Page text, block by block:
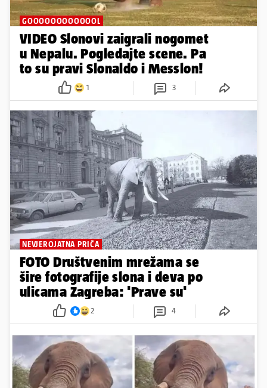
GOOOOOOOOOOOOL
VIDEO Slonovi zaigrali nogomet
u Nepalu. Pogledajte scene. Pa
to su pravi Slonaldo i Messlon!
1 3
NEVJEROJATNA PRIČA
FOTO Društvenim mrežama se
šire fotografije slona i deva po
ulicama Zagreba: 'Prave su'
2 4